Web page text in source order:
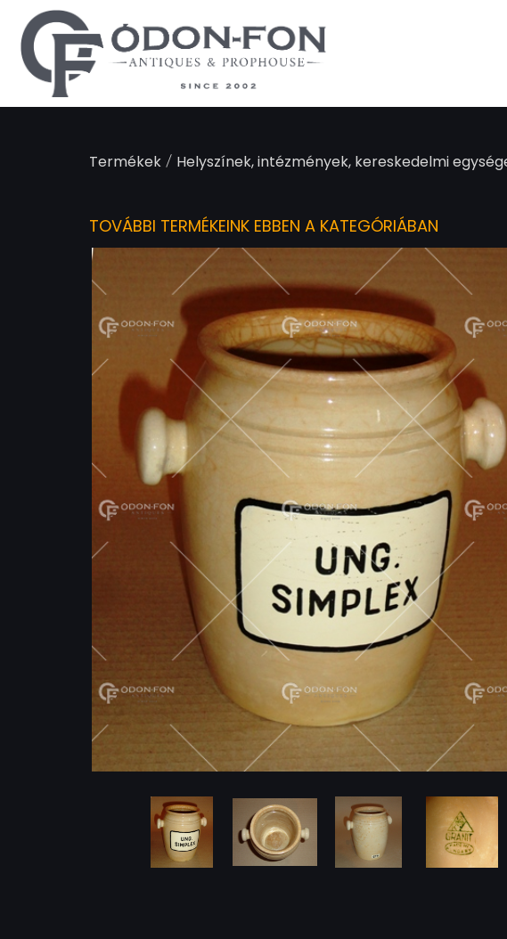
Termékek/ Helyszínek, intézmények, kereskedelmi
TOVÁBBI TERMÉKEINK EBBEN A KATEGÓRIÁBAN
Süti preferenciák